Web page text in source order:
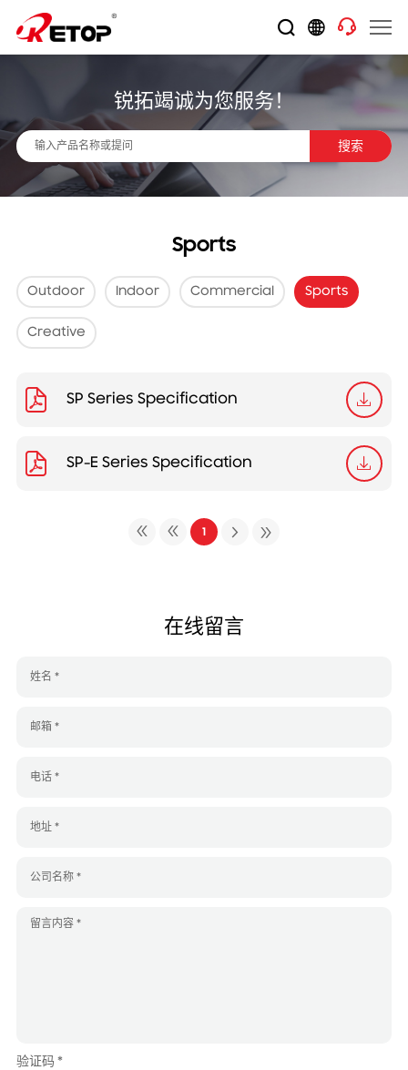
锐拓竭诚为您服务！
搜索
Sports
Outdoor Indoor Commercial Sports
Creative
SP Series Specification
SP-E Series Specification
1
在线留言
验证码 *